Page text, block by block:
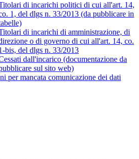
di incarichi politici di cui all'art. 14,
1, del dlgs n. 33/2013 (da pubblicare in
di incarichi di amministrazione, di
o di governo di cui all'art. 14, co.
bis, del dlgs n. 33/2013
dall'incarico (documentazione da
sul sito web)
per mancata comunicazione dei dati